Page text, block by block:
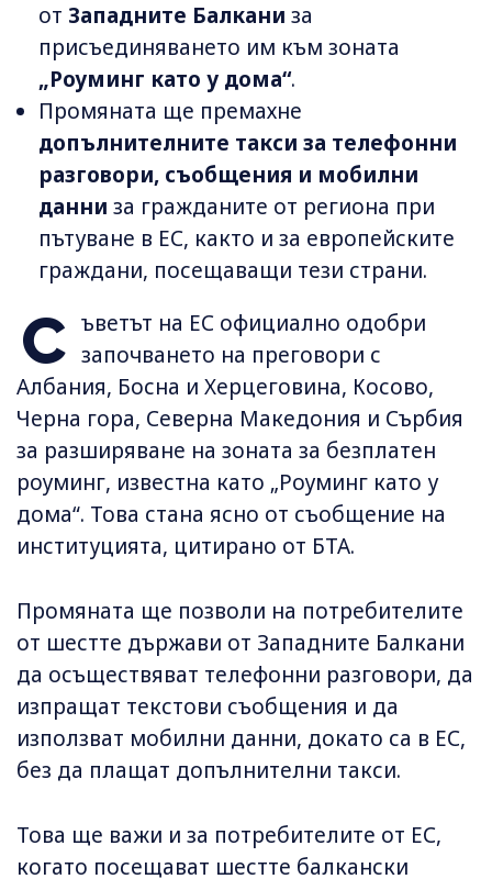
от Западните Балкани за
присъединяването им към зоната
„Роуминг като у дома“.
Промяната ще премахне
допълнителните такси за телефонни
разговори, съобщения и мобилни
данни за гражданите от региона при
пътуване в ЕС, както и за европейските
граждани, посещаващи тези страни.
С ъветът на ЕС официално одобри
започването на преговори с
Албания, Босна и Херцеговина, Косово,
Черна гора, Северна Македония и Сърбия
за разширяване на зоната за безплатен
роуминг, известна като „Роуминг като у
дома“. Това стана ясно от съобщение на
институцията, цитирано от БТА.
Промяната ще позволи на потребителите
от шестте държави от Западните Балкани
да осъществяват телефонни разговори, да
изпращат текстови съобщения и да
използват мобилни данни, докато са в ЕС,
без да плащат допълнителни такси.
Това ще важи и за потребителите от ЕС,
когато посещават шестте балкански